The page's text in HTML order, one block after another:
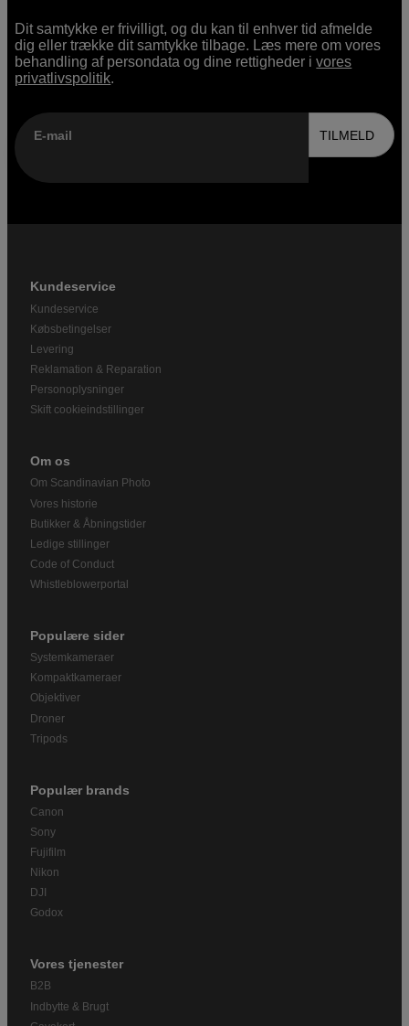
Dit samtykke er frivilligt, og du kan til enhver tid afmelde
dig eller trække dit samtykke tilbage. Læs mere om vores
behandling af persondata og dine rettigheder ivores
privatlivspolitik.
E-mail TILMELD
Kundeservice
Kundeservice
Købsbetingelser
Levering
Reklamation & Reparation
Personoplysninger
Skift cookieindstillinger
Om os
Om Scandinavian Photo
Vores historie
Butikker & Åbningstider
Ledige stillinger
Code of Conduct
Whistleblowerportal
Populære sider
Systemkameraer
Kompaktkameraer
Objektiver
Droner
Tripods
Populær brands
Canon
Sony
Fujifilm
Nikon
DJI
Godox
Vores tjenester
B2B
Indbytte & Brugt